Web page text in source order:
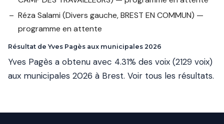
Réza Salami (Divers gauche, BREST EN COMMUN) —
programme en attente
Résultat de Yves Pagès aux municipales 2026
Yves Pagès a obtenu avec 4.31% des voix (2129 voix)
aux municipales 2026 à Brest. Voir tous les résultats.